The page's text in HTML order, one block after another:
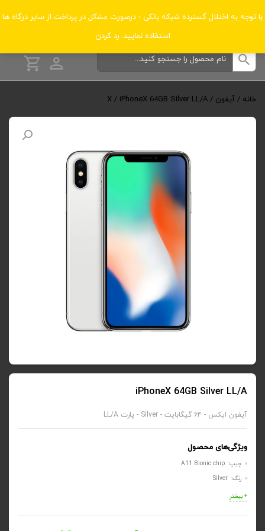
با توجه به اختلال گسترده شبکه بانکی ؛ درصورت مشکل در پرداخت از سایر درگاه ها
استفاده نمایید. رد کردن
دسته‌بندی‌ها
خانه / آیفون /
X / iPhoneX 64GB Silver LL/A
iPhoneX 64GB Silver LL/A
آیفون ایکس - ۶۴ گیگابایت - Silver - پارت LL/A
ویژگی‌های محصول
چیپ: A11 Bionic chip
رنگ: Silver
+ بیشتر